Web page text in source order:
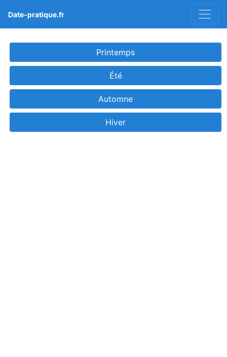
Date-pratique.fr
Printemps
Été
Automne
Hiver